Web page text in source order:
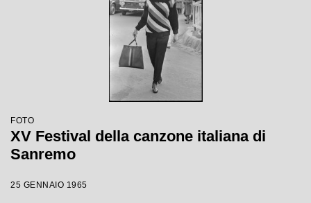
FOTO
XV Festival della canzone italiana di
Sanremo
25 GENNAIO 1965